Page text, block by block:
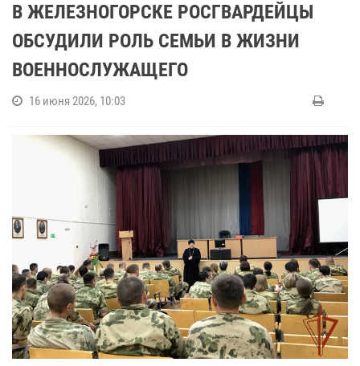
В ЖЕЛЕЗНОГОРСКЕ РОСГВАРДЕЙЦЫ
ОБСУДИЛИ РОЛЬ СЕМЬИ В ЖИЗНИ
ВОЕННОСЛУЖАЩЕГО
16 июня 2026, 10:03